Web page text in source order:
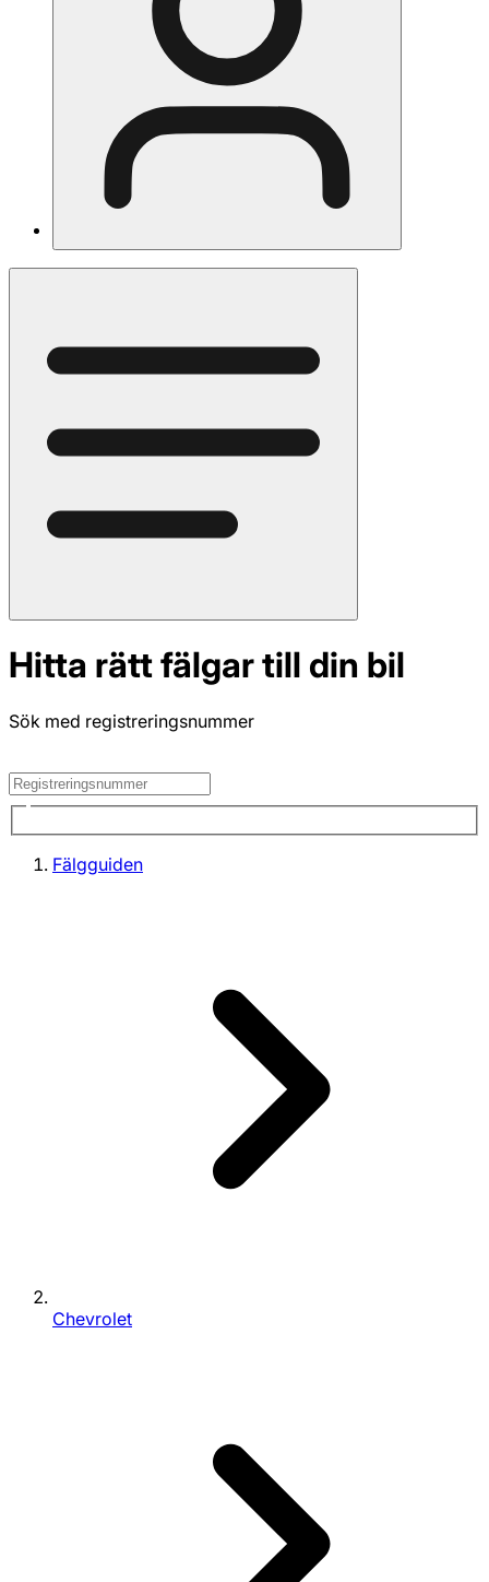
Hitta rätt fälgar till din bil
Sök med registreringsnummer
Fälgguiden
Chevrolet